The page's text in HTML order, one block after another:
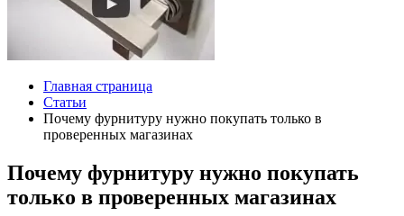
Главная страница
Статьи
Почему фурнитуру нужно покупать только в
проверенных магазинах
Почему фурнитуру нужно покупать
только в проверенных магазинах